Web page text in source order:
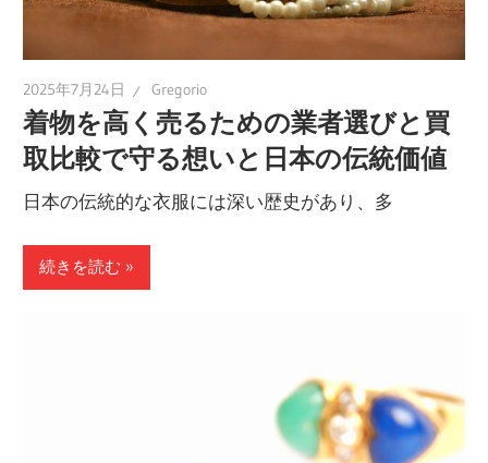
2025年7月24日 Gregorio
着物を高く売るための業者選びと買
取比較で守る想いと日本の伝統価値
日本の伝統的な衣服には深い歴史があり、多
続きを読む